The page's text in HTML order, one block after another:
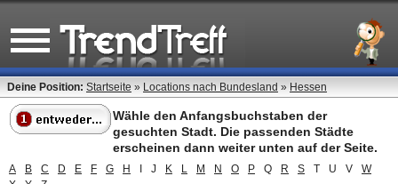
Deine Position: Startseite » Locations nach Bundesland » Hessen
Wähle den Anfangsbuchstaben der
gesuchten Stadt. Die passenden Städte
erscheinen dann weiter unten auf der Seite.
A B C D E F G H J K L M N O P Q R S T U V
W